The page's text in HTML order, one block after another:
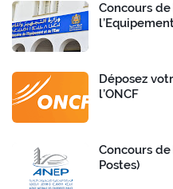
Concours
Déposez
l’ONCF
Concours
Postes)